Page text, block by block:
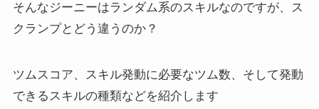
そんなジーニーはランダム系のスキルなのですが、ス
クランプとどう違うのか？
ツムスコア、スキル発動に必要なツム数、そして発動
できるスキルの種類などを紹介します